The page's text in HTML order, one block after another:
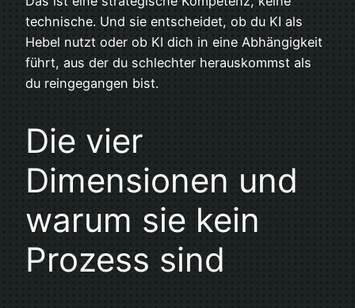
technische. Und sie entscheidet, ob du KI als
Hebel nutzt oder ob KI dich in eine Abhängigkeit
führt, aus der du schlechter herauskommst als
du reingegangen bist.
Die vier
Dimensionen und
warum sie kein
Prozess sind